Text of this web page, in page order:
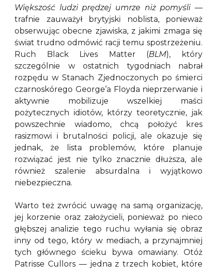
Większość ludzi prędzej umrze niż pomyśli—
trafnie zauważył brytyjski noblista, ponieważ
obserwując obecne zjawiska, z jakimi zmaga się
świat trudno odmówić racji temu spostrzeżeniu.
Ruch Black Lives Matter (BLM), który
szczególnie w ostatnich tygodniach nabrał
rozpędu w Stanach Zjednoczonych po śmierci
czarnoskórego George’a Floyda nieprzerwanie i
aktywnie mobilizuje wszelkiej maści
pożytecznych idiotów, którzy teoretycznie, jak
powszechnie wiadomo, chcą położyć kres
rasizmowi i brutalności policji, ale okazuje się
jednak, że lista problemów, które planuje
rozwiązać jest nie tylko znacznie dłuższa, ale
również szalenie absurdalna i wyjątkowo
niebezpieczna.
Warto też zwrócić uwagę na samą organizację,
jej korzenie oraz założycieli, ponieważ po nieco
głębszej analizie tego ruchu wyłania się obraz
inny od tego, który w mediach, a przynajmniej
tych głównego ścieku bywa omawiany. Otóż
Patrisse Cullors — jedna z trzech kobiet, które